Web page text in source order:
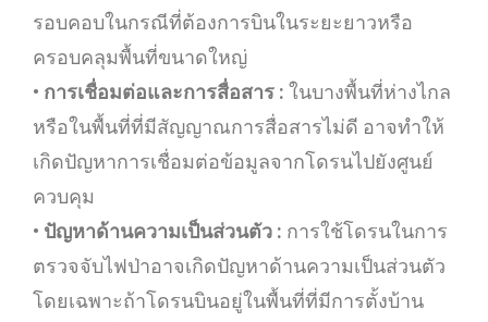
รอบคอบในกรณีที่ต้องการบินในระยะยาวหรือ
ครอบคลุมพื้นที่ขนาดใหญ่
• การเชื่อมต่อและการสื่อสาร : ในบางพื้นที่ห่างไกล
หรือในพื้นที่ที่มีสัญญาณการสื่อสารไม่ดี อาจทำให้
เกิดปัญหาการเชื่อมต่อข้อมูลจากโดรนไปยังศูนย์
ควบคุม
• ปัญหาด้านความเป็นส่วนตัว : การใช้โดรนในการ
ตรวจจับไฟป่าอาจเกิดปัญหาด้านความเป็นส่วนตัว
โดยเฉพาะถ้าโดรนบินอยู่ในพื้นที่ที่มีการตั้งบ้าน